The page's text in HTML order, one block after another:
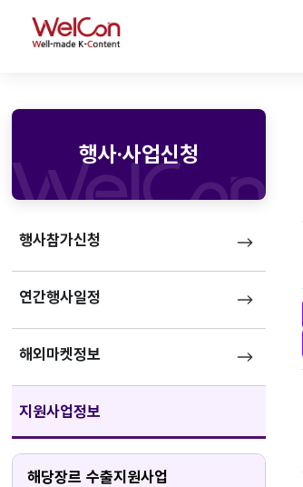
WelCon
행사·사업신청
행사참가신청
연간행사일정
해외마켓정보
지원사업정보
해당장르 수출지원사업